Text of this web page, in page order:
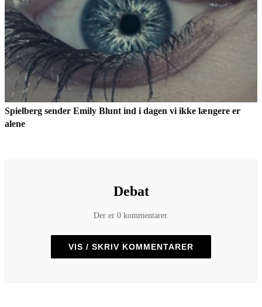
Spielberg sender Emily Blunt ind i dagen vi ikke længere er
alene
Debat
Der er 0 kommentarer.
VIS / SKRIV KOMMENTARER